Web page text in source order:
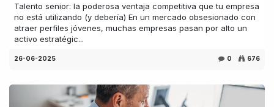
Talento senior: la poderosa ventaja competitiva que tu empresa
no está utilizando (y debería) En un mercado obsesionado con
atraer perfiles jóvenes, muchas empresas pasan por alto un
activo estratégic...
26-06-2025 0 676